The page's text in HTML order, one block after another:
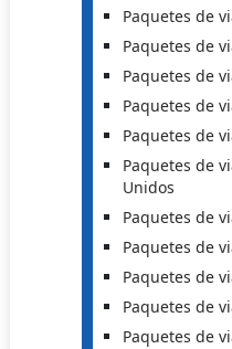
Paquetes de
Paquetes de
Paquetes de
Paquetes de
Paquetes de
Paquetes de
Unidos
Paquetes de
Paquetes de
Paquetes de
Paquetes de
Paquetes de